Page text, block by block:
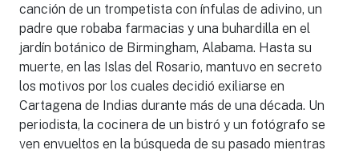
canción de un trompetista con ínfulas de adivino, un
padre que robaba farmacias y una buhardilla en el
jardín botánico de Birmingham, Alabama. Hasta su
muerte, en las Islas del Rosario, mantuvo en secreto
los motivos por los cuales decidió exiliarse en
Cartagena de Indias durante más de una década. Un
periodista, la cocinera de un bistró y un fotógrafo se
ven envueltos en la búsqueda de su pasado mientras